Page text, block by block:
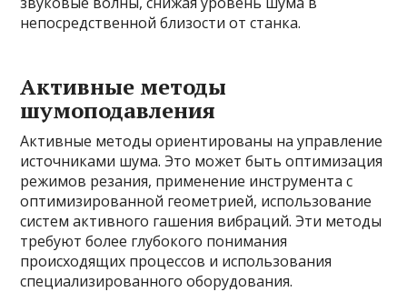
непосредственной близости от станка.
Активные методы
шумоподавления
Активные методы ориентированы на управление
источниками шума. Это может быть оптимизация
режимов резания, применение инструмента с
оптимизированной геометрией, использование
систем активного гашения вибраций. Эти методы
требуют более глубокого понимания
происходящих процессов и использования
специализированного оборудования.